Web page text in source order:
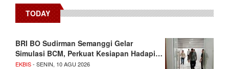
TODAY
BRI BO Sudirman Semanggi Gelar
Simulasi BCM, Perkuat Kesiapan Hadapi…
EKBIS- SENIN, 10 AGU 2026